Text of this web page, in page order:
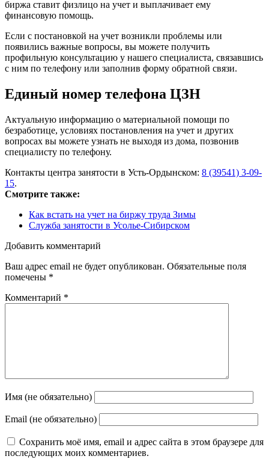
биржа ставит физлицо на учет и выплачивает ему
финансовую помощь.
Если с постановкой на учет возникли проблемы или
появились важные вопросы, вы можете получить
профильную консультацию у нашего специалиста, связавшись
с ним по телефону или заполнив форму обратной связи.
Единый номер телефона ЦЗН
Актуальную информацию о материальной помощи по
безработице, условиях постановления на учет и других
вопросах вы можете узнать не выходя из дома, позвонив
специалисту по телефону.
Контакты центра занятости в Усть-Ордынском: 8 (39541) 3-09-
15.
Смотрите также:
Как встать на учет на биржу труда Зимы
Служба занятости в Усолье-Сибирском
Добавить комментарий
Ваш адрес email не будет опубликован. Обязательные поля
помечены *
Комментарий *
Имя (не обязательно)
Email (не обязательно)
Сохранить моё имя, email и адрес сайта в этом браузере для
последующих моих комментариев.